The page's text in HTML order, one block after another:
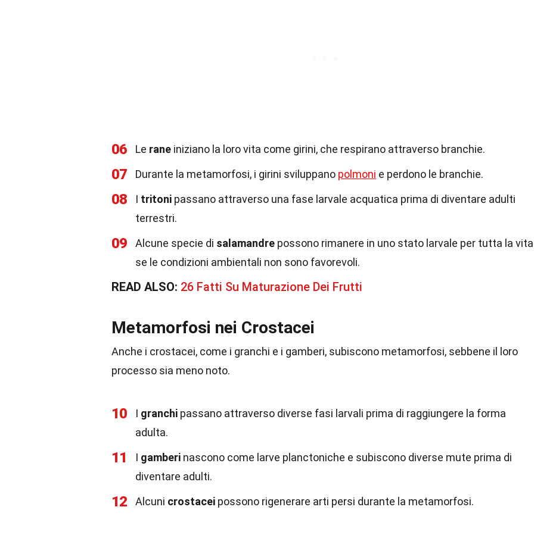
06 Le rane iniziano la loro vita come girini, che respirano attraverso branchie.
07 Durante la metamorfosi, i girini sviluppano polmoni e perdono le branchie.
08 I tritoni passano attraverso una fase larvale acquatica prima di diventare adulti
terrestri.
09 Alcune specie di salamandre possono rimanere in uno stato larvale per tutta la vita
se le condizioni ambientali non sono favorevoli.
READ ALSO: 26 Fatti Su Maturazione Dei Frutti
Metamorfosi nei Crostacei
Anche i crostacei, come i granchi e i gamberi, subiscono metamorfosi, sebbene il loro
processo sia meno noto.
10 I granchi passano attraverso diverse fasi larvali prima di raggiungere la forma
adulta.
11 I gamberi nascono come larve planctoniche e subiscono diverse mute prima di
diventare adulti.
12 Alcuni crostacei possono rigenerare arti persi durante la metamorfosi.